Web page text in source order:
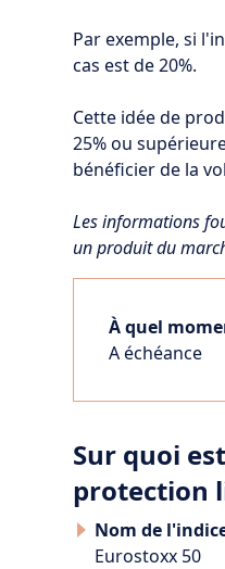
Par exemple, si
cas est de 20%.
Cette idée de
25% ou
bénéficier de la
Les informations
un produit du
À quel
A échéance
Sur quoi
protection
Nom de
Eurostoxx 50